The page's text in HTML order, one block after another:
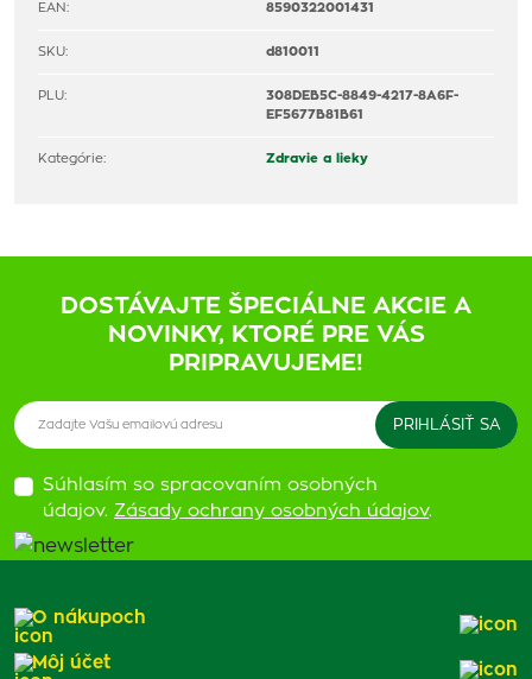
EAN: 8590322001431
SKU: d810011
PLU:
308DEB5C-8849-4217-8A6F-
EF5677B81B61
Kategórie: Zdravie a lieky
DOSTÁVAJTE ŠPECIÁLNE AKCIE A
NOVINKY, KTORÉ PRE VÁS
PRIPRAVUJEME!
Súhlasím so spracovaním osobných
údajov. Zásady ochrany osobných údajov.
O nákupoch
Môj účet